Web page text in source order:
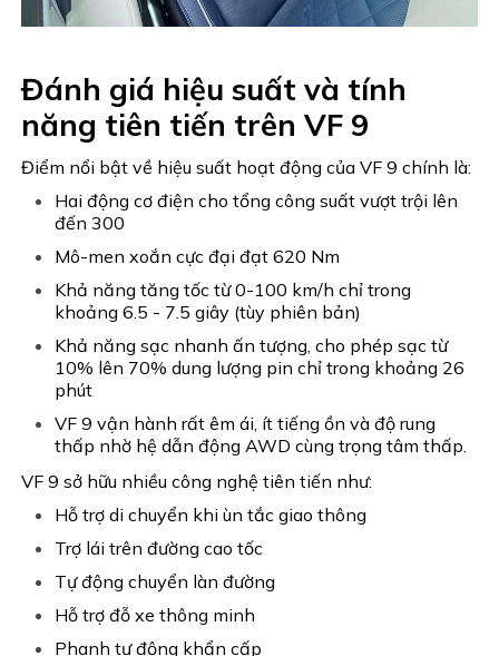
Đánh giá hiệu suất và tính
năng tiên tiến trên VF 9
Điểm nổi bật về hiệu suất hoạt động của VF 9 chính là:
Hai động cơ điện cho tổng công suất vượt trội lên
đến 300
Mô-men xoắn cực đại đạt 620 Nm
Khả năng tăng tốc từ 0-100 km/h chỉ trong
khoảng 6.5 - 7.5 giây (tùy phiên bản)
Khả năng sạc nhanh ấn tượng, cho phép sạc từ
10% lên 70% dung lượng pin chỉ trong khoảng 26
phút
VF 9 vận hành rất êm ái, ít tiếng ồn và độ rung
thấp nhờ hệ dẫn động AWD cùng trọng tâm thấp.
VF 9 sở hữu nhiều công nghệ tiên tiến như:
Hỗ trợ di chuyển khi ùn tắc giao thông
Trợ lái trên đường cao tốc
Tự động chuyển làn đường
Hỗ trợ đỗ xe thông minh
Phanh tự động khẩn cấp